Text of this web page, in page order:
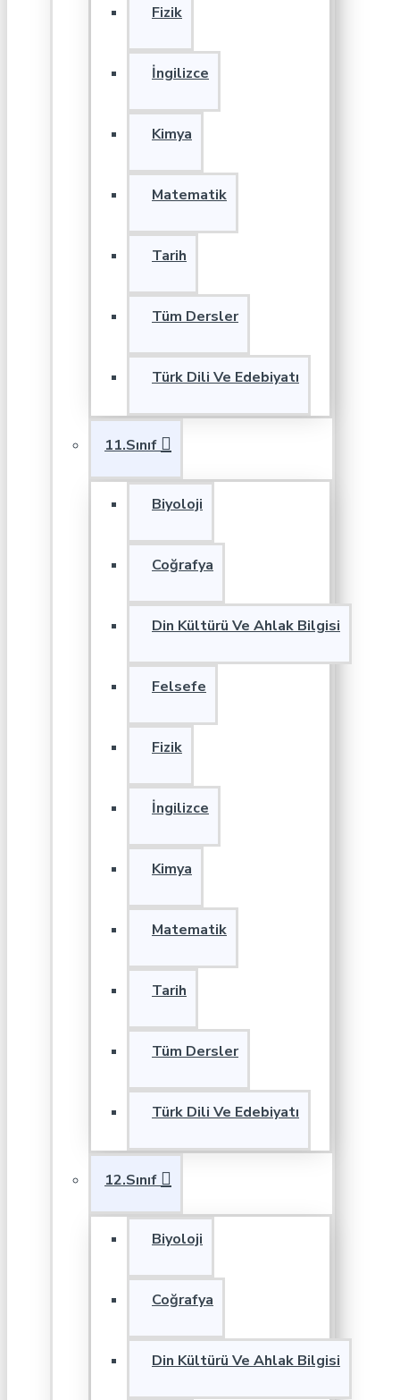
Fizik
İngilizce
Kimya
Matematik
Tarih
Tüm Dersler
Türk Dili Ve Edebiyatı
11.Sınıf
Biyoloji
Coğrafya
Din Kültürü Ve Ahlak Bilgisi
Felsefe
Fizik
İngilizce
Kimya
Matematik
Tarih
Tüm Dersler
Türk Dili Ve Edebiyatı
12.Sınıf
Biyoloji
Coğrafya
Din Kültürü Ve Ahlak Bilgisi